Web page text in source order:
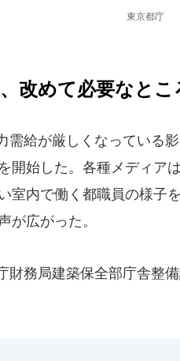
東京都庁
改めて必要なとこ
需給が厳しくなっている
開始した。各種メディア
室内で働く都職員の様子
が広がった。
財務局建築保全部庁舎整